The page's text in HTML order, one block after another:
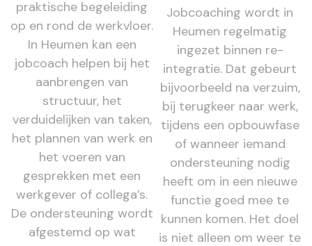
praktische begeleiding
op en rond de werkvloer.
In Heumen kan een
jobcoach helpen bij het
aanbrengen van
structuur, het
verduidelijken van taken,
het plannen van werk en
het voeren van
gesprekken met een
werkgever of collega’s.
De ondersteuning wordt
afgestemd op wat
Jobcoaching wordt in
Heumen regelmatig
ingezet binnen re-
integratie. Dat gebeurt
bijvoorbeeld na verzuim,
bij terugkeer naar werk,
tijdens een opbouwfase
of wanneer iemand
ondersteuning nodig
heeft om in een nieuwe
functie goed mee te
kunnen komen. Het doel
is niet alleen om weer te